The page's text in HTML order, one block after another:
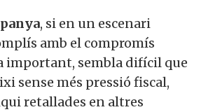
, si en un escenari
amb el compromís
important, sembla difícil que
sense més pressió fiscal,
retallades en altres